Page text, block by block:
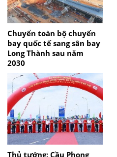
Chuyển toàn bộ chuyến
bay quốc tế sang sân bay
Long Thành sau năm
2030
Thủ tướng: Cầu Phong